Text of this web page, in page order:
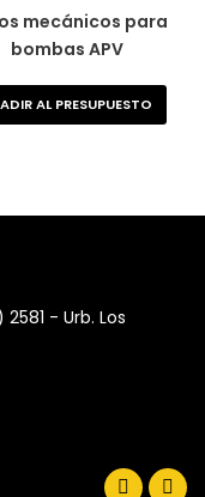
mecánicos para
bombas APV
AL PRESUPUESTO
- Urb. Los